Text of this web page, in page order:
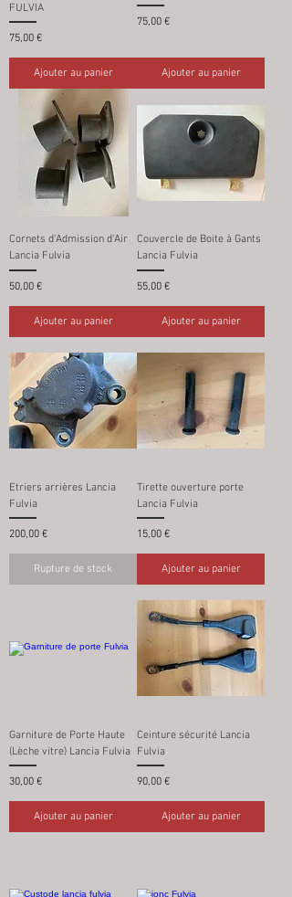
FULVIA
Prix
75,00 €
Ajouter au panier
Prix
75,00 €
Ajouter au panier
Cornets d'Admission d'Air
Lancia Fulvia
Prix
50,00 €
Ajouter au panier
Couvercle de Boite à Gants
Lancia Fulvia
Prix
55,00 €
Ajouter au panier
Etriers arrières Lancia
Fulvia
Prix
200,00 €
Rupture de stock
Tirette ouverture porte
Lancia Fulvia
Prix
15,00 €
Ajouter au panier
Garniture de Porte Haute
(Lèche vitre) Lancia Fulvia
Prix
30,00 €
Ajouter au panier
Ceinture sécurité Lancia
Fulvia
Prix
90,00 €
Ajouter au panier